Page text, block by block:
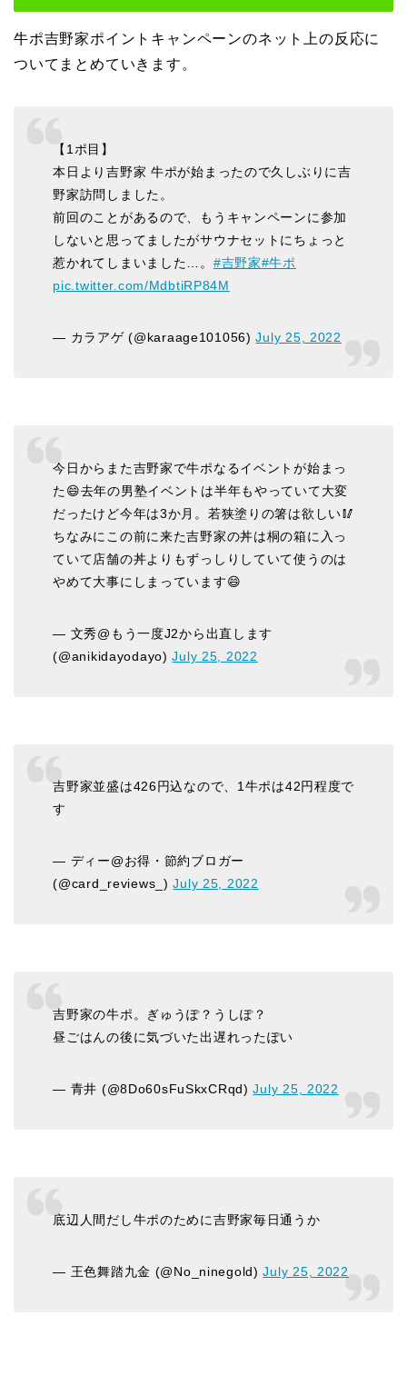
牛ポ吉野家ポイントキャンペーンのネット上の反応に
ついてまとめていきます。
【1ポ目】
本日より吉野家 牛ポが始まったので久しぶりに吉
野家訪問しました。
前回のことがあるので、もうキャンペーンに参加
しないと思ってましたがサウナセットにちょっと
惹かれてしまいました…。 #吉野家#牛ポ
pic.twitter.com/MdbtiRP84M
— カラアゲ (@karaage101056)July 25, 2022
今日からまた吉野家で牛ポなるイベントが始まっ
た😄去年の男塾イベントは半年もやっていて大変
だったけど今年は3か月。若狭塗りの箸は欲しい🥢
ちなみにこの前に来た吉野家の丼は桐の箱に入っ
ていて店舗の丼よりもずっしりしていて使うのは
やめて大事にしまっています😄
— 文秀@もう一度J2から出直します
(@anikidayodayo)July 25, 2022
吉野家並盛は426円込なので、1牛ポは42円程度で
す
— ディー@お得・節約ブロガー
(@card_reviews_)July 25, 2022
吉野家の牛ポ。ぎゅうぽ？うしぽ？
昼ごはんの後に気づいた出遅れったぽい
— 青井 (@8Do60sFuSkxCRqd)July 25, 2022
底辺人間だし牛ポのために吉野家毎日通うか
— 王色舞踏九金 (@No_ninegold)July 25, 2022